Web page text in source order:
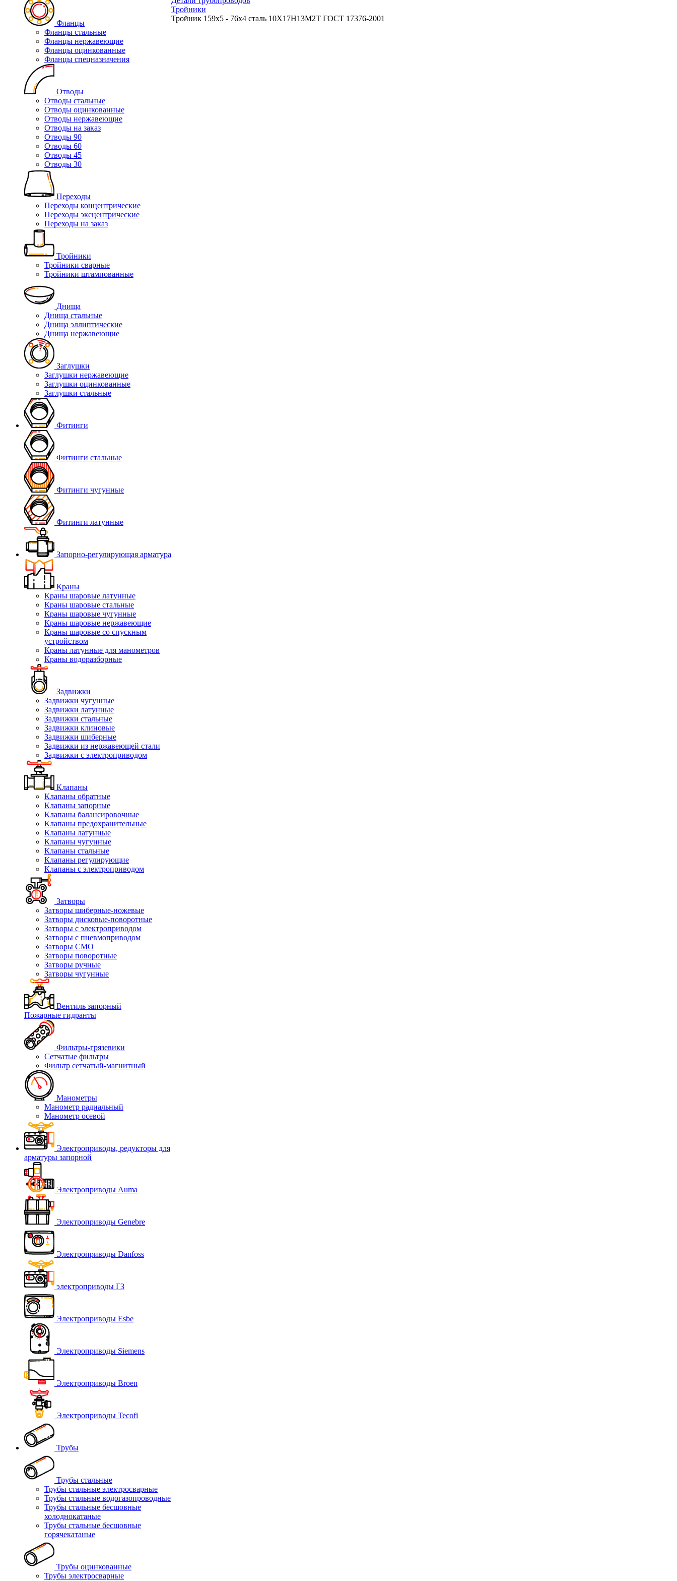
Фланцы
Фланцы стальные
Фланцы нержавеющие
Фланцы оцинкованные
Фланцы спецназначения
Отводы
Отводы стальные
Отводы оцинкованные
Отводы нержавеющие
Отводы на заказ
Отводы 90
Отводы 60
Отводы 45
Отводы 30
Переходы
Переходы концентрические
Переходы эксцентрические
Переходы на заказ
Тройники
Тройники сварные
Тройники штампованные
Днища
Днища стальные
Днища эллиптические
Днища нержавеющие
Заглушки
Заглушки нержавеющие
Заглушки оцинкованные
Заглушки стальные
Фитинги
Фитинги стальные
Фитинги чугунные
Фитинги латунные
Запорно-регулирующая арматура
Краны
Краны шаровые латунные
Краны шаровые стальные
Краны шаровые чугунные
Краны шаровые нержавеющие
Краны шаровые со спускным
устройством
Краны латунные для манометров
Краны водоразборные
Задвижки
Задвижки чугунные
Задвижки латунные
Задвижки стальные
Задвижки клиновые
Задвижки шиберные
Задвижки из нержавеющей стали
Задвижки с электроприводом
Клапаны
Клапаны обратные
Клапаны запорные
Клапаны балансировочные
Клапаны предохранительные
Клапаны латунные
Клапаны чугунные
Клапаны стальные
Клапаны регулирующие
Клапаны с электроприводом
Затворы
Затворы шиберные-ножевые
Затворы дисковые-поворотные
Затворы с электроприводом
Затворы с пневмоприводом
Затворы СМО
Затворы поворотные
Затворы ручные
Затворы чугунные
Вентиль запорный
Пожарные гидранты
Фильтры-грязевики
Сетчатые фильтры
Фильтр сетчатый-магнитный
Манометры
Манометр радиальный
Манометр осевой
Электроприводы, редукторы для
арматуры запорной
Электроприводы Auma
Электроприводы Genebre
Электроприводы Danfoss
электроприводы ГЗ
Электроприводы Esbe
Электроприводы Siemens
Электроприводы Broen
Электроприводы Tecofi
Трубы
Трубы стальные
Трубы стальные электросварные
Трубы стальные водогазопроводные
Трубы стальные бесшовные
холоднокатаные
Трубы стальные бесшовные
горячекатаные
Трубы оцинкованные
Трубы электросварные
Тройники
Тройник 159х5 - 76х4 сталь 10Х17Н13М2Т ГОСТ 17376-2001